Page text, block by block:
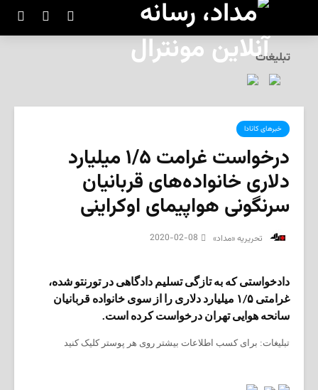
تبلیغات
خبرهای کانادا
درخواست غرامت ۱/۵ میلیارد
دلاری خانواده‌های قربانیان
سرنگونی هواپیمای اوکراینی
‌ تحریریه «مداد» 2020-02-08
دادخواستی که به تازگی تسلیم دادگاهی در تورنتو شده،
غرامتی ۱/۵ میلیارد دلاری را از سوی خانواده قربانیان
سانحه هوایی تهران درخواست کرده است.
تبلیغات: برای کسب اطلاعات بیشتر روی هر پوستر کلیک کنید